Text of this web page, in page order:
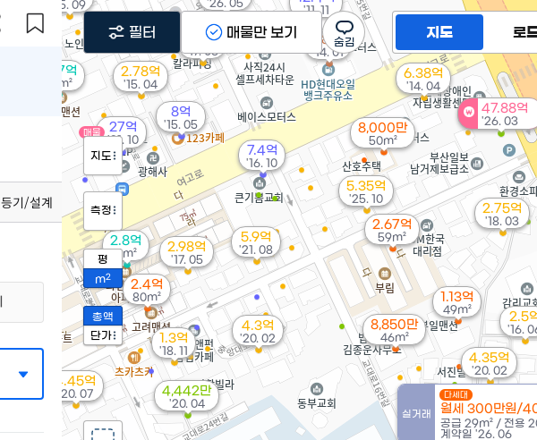
2.8억
0m²
2.67억
59m²
실거래
다세대
월세 300만원/
공급 29m² / 전용
계약일 '26. 06
'26. 05
1.13억
49m²
47.88억
'26. 03
27억
'21. 10
매물
5.35억
'25. 10
8,850만
46m²
8,000만
50m²
5.9억
'21. 08
4.05억
'21. 06
2.4억
80m²
1.47억
63m²
4.45억
'20. 07 4,442만
'20. 04
4.35억
'20. 02
4.3억
'20. 02
1.3억
'18. 11
2.75억
'18. 03
6억
'17. 06
2.98억
'17. 05
7.4억
'16. 10
2.5
'16.
'15. 09
8억
'15. 05
2.78억
'15. 04
6.38억
'14. 04
18억
'14. 01
'11. 11
지도 로
지도
측정
평
m2
총액
단가
필터 매물만 보기
등기/설계